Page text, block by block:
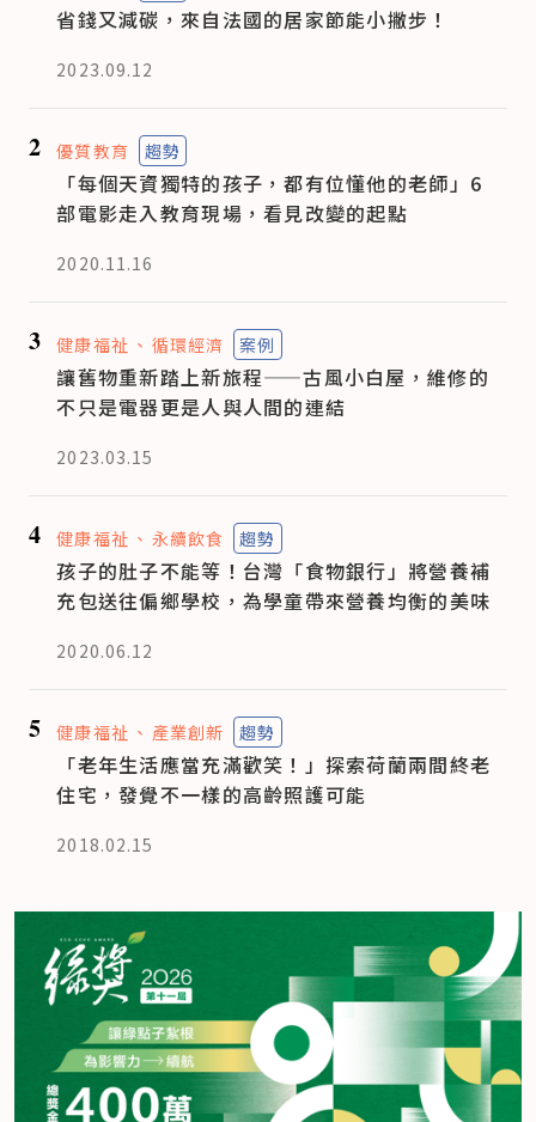
省錢又減碳，來自法國的居家節能小撇步！
2023.09.12
2 優質教育 趨勢
「每個天資獨特的孩子，都有位懂他的老師」6
部電影走入教育現場，看見改變的起點
2020.11.16
3 健康福祉 循環經濟 案例
讓舊物重新踏上新旅程——古風小白屋，維修的
不只是電器更是人與人間的連結
2023.03.15
4 健康福祉 永續飲食 趨勢
孩子的肚子不能等！台灣「食物銀行」將營養補
充包送往偏鄉學校，為學童帶來營養均衡的美味
2020.06.12
5 健康福祉 產業創新 趨勢
「老年生活應當充滿歡笑！」探索荷蘭兩間終老
住宅，發覺不一樣的高齡照護可能
2018.02.15